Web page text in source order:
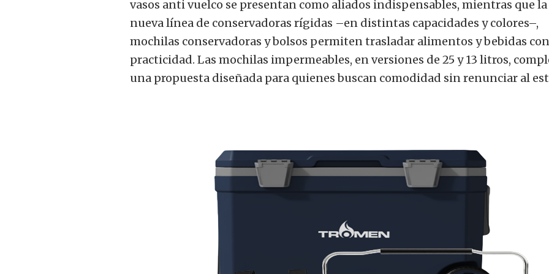
vasos anti vuelco se presentan como aliados indispensables, mientras que la
nueva línea de conservadoras rígidas –en distintas capacidades y colores–,
mochilas conservadoras y bolsos permiten trasladar alimentos y bebidas con
practicidad. Las mochilas impermeables, en versiones de 25 y 13 litros,
una propuesta diseñada para quienes buscan comodidad sin renunciar al